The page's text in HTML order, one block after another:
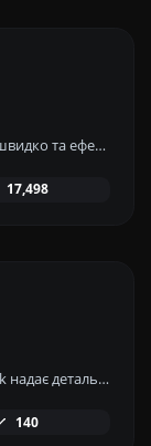
Використовуйте наш інструмент ping, щоб швидко та ефективно перевірити статус і час відгуку будь-якого вебсайту, сервера або порту.
17,498
Інструмент перевірки IP-адреси від Digily Link надає детальну інформацію про будь-яку IP-адресу. Скористайтеся цим безкоштовним онлайн-сервісом, щоб отримати всебічні дані про IP.
140